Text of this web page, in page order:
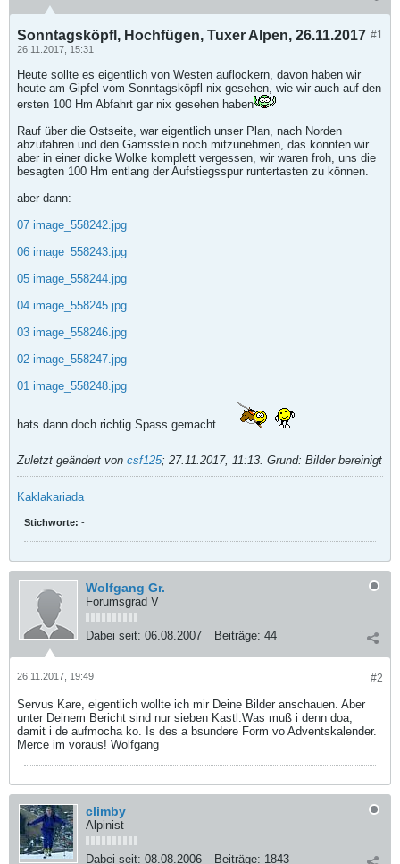
#1
Sonntagsköpfl, Hochfügen, Tuxer Alpen, 26.11.2017
26.11.2017, 15:31
Heute sollte es eigentlich von Westen auflockern, davon haben wir
heute am Gipfel vom Sonntagsköpfl nix gesehen, wie wir auch auf den
ersten 100 Hm Abfahrt gar nix gesehen haben
Rauf über die Ostseite, war eigentlich unser Plan, nach Norden
abzufahren und den Gamsstein noch mitzunehmen, das konnten wir
aber in einer dicke Wolke komplett vergessen, wir waren froh, uns die
besagten 100 Hm entlang der Aufstiegsspur runtertasten zu können.
aber dann:
07 image_558242.jpg
06 image_558243.jpg
05 image_558244.jpg
04 image_558245.jpg
03 image_558246.jpg
02 image_558247.jpg
01 image_558248.jpg
hats dann doch richtig Spass gemacht
Zuletzt geändert von csf125; 27.11.2017, 11:13. Grund: Bilder bereinigt
Kaklakariada
Stichworte: -
Wolfgang Gr.
Forumsgrad V
Dabei seit: 06.08.2007 Beiträge: 44
#2
26.11.2017, 19:49
Servus Kare, eigentlich wollte ich mir Deine Bilder anschauen. Aber
unter Deinem Bericht sind nur sieben Kastl.Was muß i denn doa,
damit i de aufmocha ko. Is des a bsundere Form vo Adventskalender.
Merce im voraus! Wolfgang
climby
Alpinist
Dabei seit: 08.08.2006 Beiträge: 1843